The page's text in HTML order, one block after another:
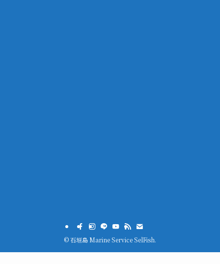
©石垣島 Marine Service SelFish.